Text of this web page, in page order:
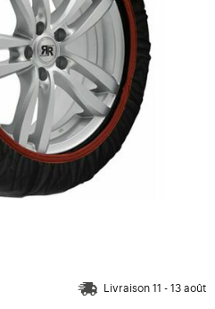
Livraison 11 - 13 août